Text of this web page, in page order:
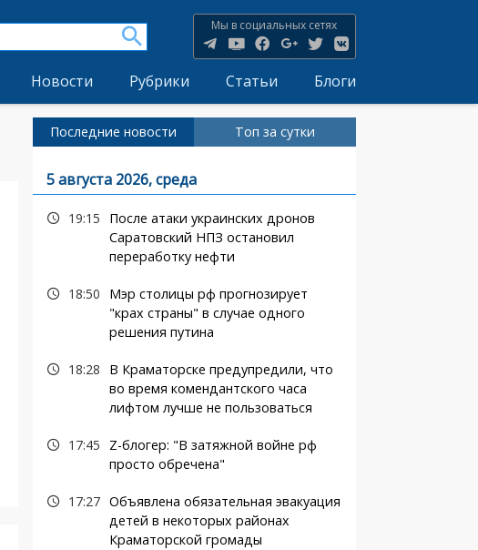
Мы в социальных сетях
Новости Рубрики Статьи Блоги
Последние новости Топ за сутки
5 августа 2026, среда
19:15
После атаки украинских дронов
Саратовский НПЗ остановил
переработку нефти
18:50
Мэр столицы рф прогнозирует
"крах страны" в случае одного
решения путина
18:28
В Краматорске предупредили, что
во время комендантского часа
лифтом лучше не пользоваться
17:45
Z-блогер: "В затяжной войне рф
просто обречена"
17:27 Объявлена обязательная эвакуация
детей в некоторых районах
Краматорской громады